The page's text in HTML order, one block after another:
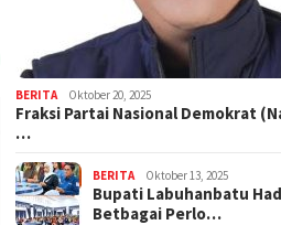
BERITA Oktober 20, 2025
Fraksi Partai Nasional Demokrat
…
BERITA Oktober 13, 2025
Bupati Labuhanbatu
Betbagai Perlo…